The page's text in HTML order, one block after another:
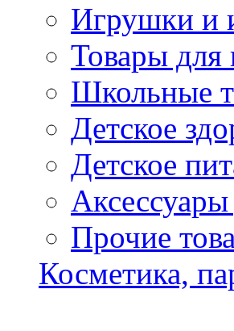
Игрушки и
Товары
Школьные
Детское
Детское
Прочие
Косметика,